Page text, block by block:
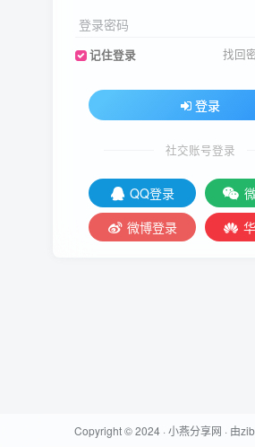
登录密码
记住登录 找回
登录
社交账号登录
QQ登录
微博登录
Copyright © 2024 · 小燕分享网 · 由